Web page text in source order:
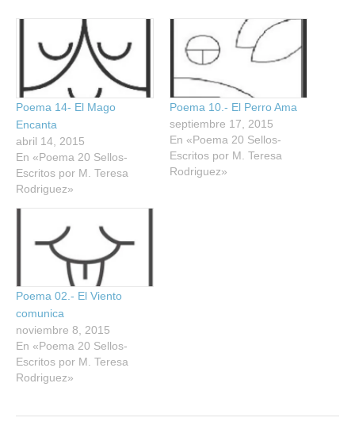
Poema 14- El Mago
Encanta
abril 14, 2015
En «Poema 20 Sellos-
Escritos por M. Teresa
Rodriguez»
Poema 10.- El Perro Ama
septiembre 17, 2015
En «Poema 20 Sellos-
Escritos por M. Teresa
Rodriguez»
Poema 02.- El Viento
comunica
noviembre 8, 2015
En «Poema 20 Sellos-
Escritos por M. Teresa
Rodriguez»